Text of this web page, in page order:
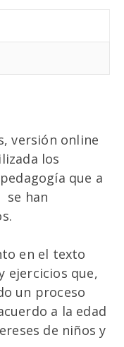
versión online
los
que a
se han
en el texto
ejercicios que,
un proceso
a la edad
de niños y